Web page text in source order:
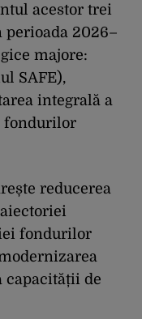
acestor trei
2026–
majore:
SAFE),
integrală a
fondurilor
reducerea
fondurilor
de